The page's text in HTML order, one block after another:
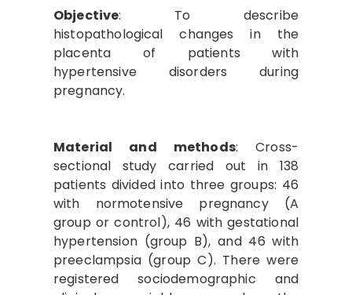
Objective: To describe
histopathological changes in the
placenta of patients with
hypertensive disorders during
pregnancy.
Material and methods: Cross-
sectional study carried out in 138
patients divided into three groups: 46
with normotensive pregnancy (A
group or control), 46 with gestational
hypertension (group B), and 46 with
preeclampsia (group C). There were
registered sociodemographic and